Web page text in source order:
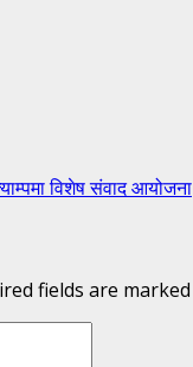
विशेष संवाद आयोजना
fields are marked